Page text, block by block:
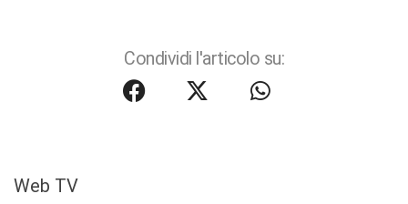
Condividi l'articolo su:
Web TV